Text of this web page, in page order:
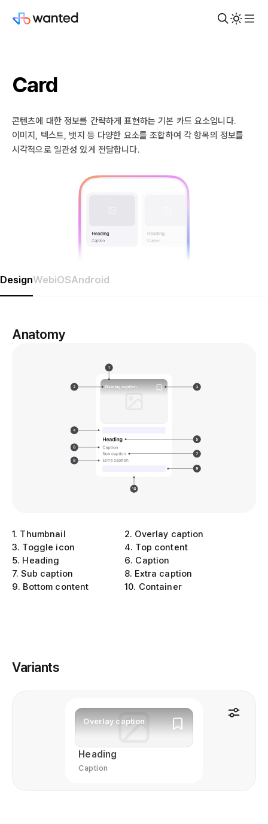
Card
콘텐츠에 대한 정보를 간략하게 표현하는 기본 카드 요소입니다.
이미지, 텍스트, 뱃지 등 다양한 요소를 조합하여 각 항목의 정보를
시각적으로 일관성 있게 전달합니다.
DesignWebiOSAndroid
Anatomy
1. Thumbnail 2. Overlay caption
3. Toggle icon 4. Top content
5. Heading 6. Caption
7.Sub caption 8. Extra caption
9. Bottom content 10. Container
Variants
Overlay caption
Heading
Caption